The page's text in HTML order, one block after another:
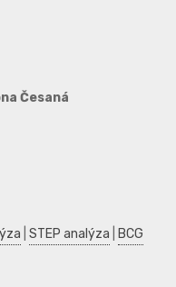
Česaná
STEP analýza
BCG